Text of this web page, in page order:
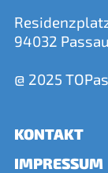
94032 Passau
@ 2025
KONTAKT
IMPRESSUM